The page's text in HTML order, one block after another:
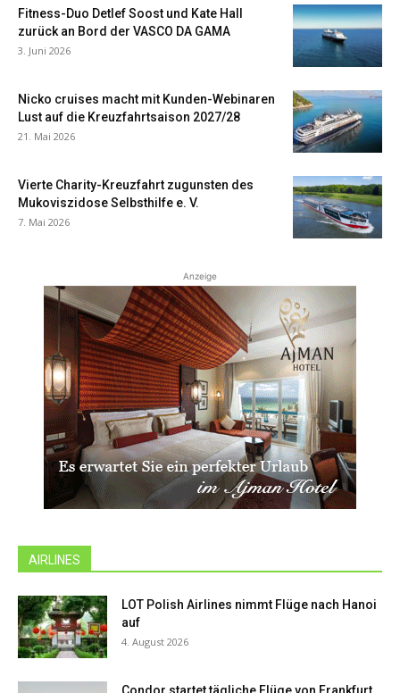
Fitness-Duo Detlef Soost und Kate Hall
zurück an Bord der VASCO DA GAMA
3. Juni 2026
Nicko cruises macht mit Kunden-Webinaren
Lust auf die Kreuzfahrtsaison 2027/28
21. Mai 2026
Vierte Charity-Kreuzfahrt zugunsten des
Mukoviszidose Selbsthilfe e. V.
7. Mai 2026
Anzeige
AIRLINES
LOT Polish Airlines nimmt Flüge nach Hanoi
auf
4. August 2026